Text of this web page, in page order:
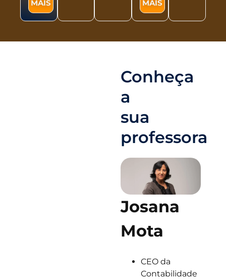
MAIS MAIS
Conheça
a
sua
professora
Josana
Mota
CEO da
Contabilidade